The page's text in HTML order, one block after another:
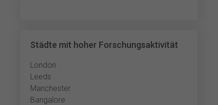
Städte mit hoher Forschungsaktivität
London
Leeds
Manchester
Bangalore